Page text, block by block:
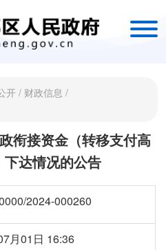
开 / 财政信息 /
衔接资金（转移支付高
达情况的公告
2024-000260
月01日 16:36